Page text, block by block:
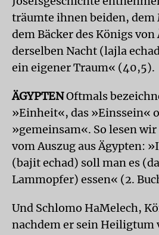
träumte ihnen beiden, dem
dem Bäcker des Königs
derselben Nacht (lajla
ein eigener Traum« (40,5).
ÄGYPTENOftmals
»Einheit«, das »Einssein«
»gemeinsam«. So lesen
vom Auszug aus Ägypten:
(bajit echad) soll man es
Lammopfer) essen« (2.
Und Schlomo HaMelech,
nachdem er sein Heiligtum